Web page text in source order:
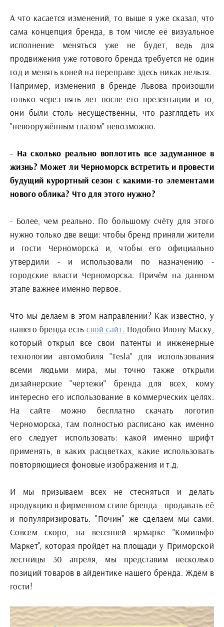
А что касается изменений, то выше я уже сказал, что
сама концепция бренда, в том числе её визуальное
исполнение меняться уже не будет, ведь для
продвижения уже готового бренда требуется не один
год и менять коней на переправе здесь никак нельзя.
Например, изменения в бренде Львова произошли
только через пять лет после его презентации и то,
они были столь несущественны, что разглядеть их
"невооружённым глазом" невозможно.
- На сколько реально воплотить все задуманное в
жизнь? Может ли Черноморск встретить и провести
будущий курортный сезон с какими-то элементами
нового облика? Что для этого нужно?
- Более, чем реально. По большому счёту для этого
нужно только две вещи: чтобы бренд приняли жители
и гости Черноморска и, чтобы его официально
утвердили - и использовали по назначению -
городские власти Черноморска. Причём на данном
этапе важнее именно первое.
Что мы делаем в этом направлении? Как известно, у
нашего бренда естьсвой сайт. Подобно Илону Маску,
который открыл все свои патенты и инженерные
технологии автомобиля "Tesla" для использования
всеми людьми мира, мы точно также открыли
дизайнерские "чертежи" бренда для всех, кому
интересно его использование в коммерческих целях.
На сайте можно бесплатно скачать логотип
Черноморска, там полностью расписано как именно
его следует использовать: какой именно шрифт
применять, в каких расцветках, какие использовать
повторяющиеся фоновые изображения и т.д.
И мы призываем всех не стесняться и делать
продукцию в фирменном стиле бренда - продавать её
и популяризировать. "Почин" же сделаем мы сами.
Совсем скоро, на весенней ярмарке "Комильфо
Маркет", которая пройдёт на площади у Приморской
лестницы 30 апреля, мы представим несколько
позиций товаров в айдентике нашего бренда. Ждём в
гости!